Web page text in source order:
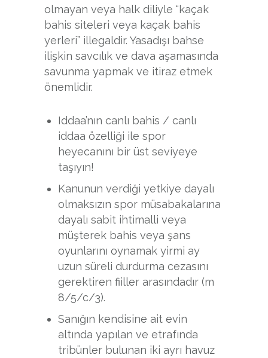
olmayan veya halk diliyle “kaçak
bahis siteleri veya kaçak bahis
yerleri” illegaldir. Yasadışı bahse
ilişkin savcılık ve dava aşamasında
savunma yapmak ve itiraz etmek
önemlidir.
Iddaa’nın canlı bahis / canlı
iddaa özelliği ile spor
heyecanını bir üst seviyeye
taşıyın!
Kanunun verdiği yetkiye dayalı
olmaksızın spor müsabakalarına
dayalı sabit ihtimalli veya
müşterek bahis veya şans
oyunlarını oynamak yirmi ay
uzun süreli durdurma cezasını
gerektiren fiiller arasındadır (m
8/5/c/3).
Sanığın kendisine ait evin
altında yapılan ve etrafında
tribünler bulunan iki ayrı havuz